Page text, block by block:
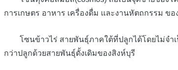
การเกษตร อาหาร เครื่องดื่ม และงานหัตถกรรม ข
โซนข้าวไร่ สายพันธุ์ภาคใต้ที่ปลูกได้โดยไม่จำเ
กว่าปลูกด้วยสายพันธุ์ดั้งเดิมของสิงห์บุรี